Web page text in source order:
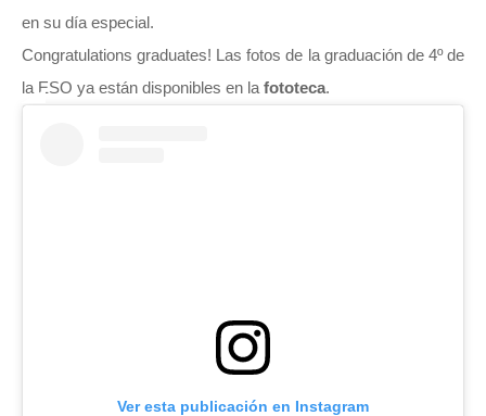
en su día especial.
Congratulations graduates! Las fotos de la graduación de 4º de
la ESO ya están disponibles en la fototeca.
Ver esta publicación en Instagram